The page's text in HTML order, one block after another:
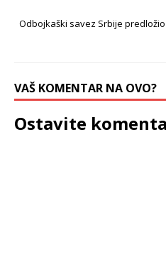
Odbojkaški savez Srbije
VAŠ KOMENTAR NA OVO?
Ostavite